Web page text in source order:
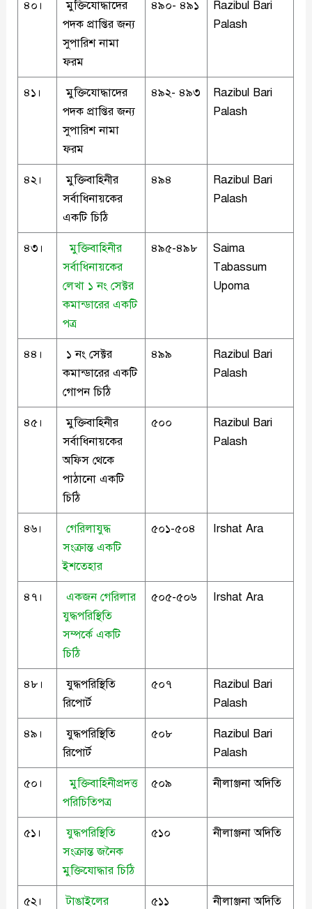
৪০।
মুক্তিযোদ্ধাদের
পদক প্রাপ্তির জন্য
সুপারিশ নামা
ফরম
৪৯০- ৪৯১
Razibul Bari
Palash
৪১।
মুক্তিযোদ্ধাদের
পদক প্রাপ্তির জন্য
সুপারিশ নামা
ফরম
৪৯২- ৪৯৩
Razibul Bari
Palash
৪২।
মুক্তিবাহিনীর
সর্বাধিনায়কের
একটি চিঠি
৪৯৪
Razibul Bari
Palash
৪৩।
মুক্তিবাহিনীর
সর্বাধিনায়কের
লেখা ১ নং সেক্টর
কমান্ডারের একটি
পত্র
৪৯৫-৪৯৮
Saima
Tabassum
Upoma
৪৪।
১ নং সেক্টর
কমান্ডারের একটি
গোপন চিঠি
৪৯৯
Razibul Bari
Palash
৪৫।
মুক্তিবাহিনীর
সর্বাধিনায়কের
অফিস থেকে
পাঠানো একটি
চিঠি
৫০০
Razibul Bari
Palash
৪৬।
গেরিলাযুদ্ধ
সংক্রান্ত একটি
ইশতেহার
৫০১-৫০৪ Irshat Ara
৪৭।
একজন গেরিলার
যুদ্ধপরিস্থিতি
সম্পর্কে একটি
চিঠি
৫০৫-৫০৬ Irshat Ara
৪৮।
যুদ্ধপরিস্থিতি
রিপোর্ট
৫০৭
Razibul Bari
Palash
৪৯।
যুদ্ধপরিস্থিতি
রিপোর্ট
৫০৮
Razibul Bari
Palash
৫০।
মুক্তিবাহিনীপ্রদত্ত
পরিচিতিপত্র
৫০৯ নীলাঞ্জনা অদিতি
৫১।
যুদ্ধপরিস্থিতি
সংক্রান্ত জনৈক
মুক্তিযোদ্ধার চিঠি
৫১০ নীলাঞ্জনা অদিতি
৫২।
টাঙাইলের
৫১১ নীলাঞ্জনা অদিতি